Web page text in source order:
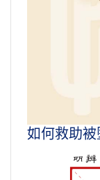
如何救助被